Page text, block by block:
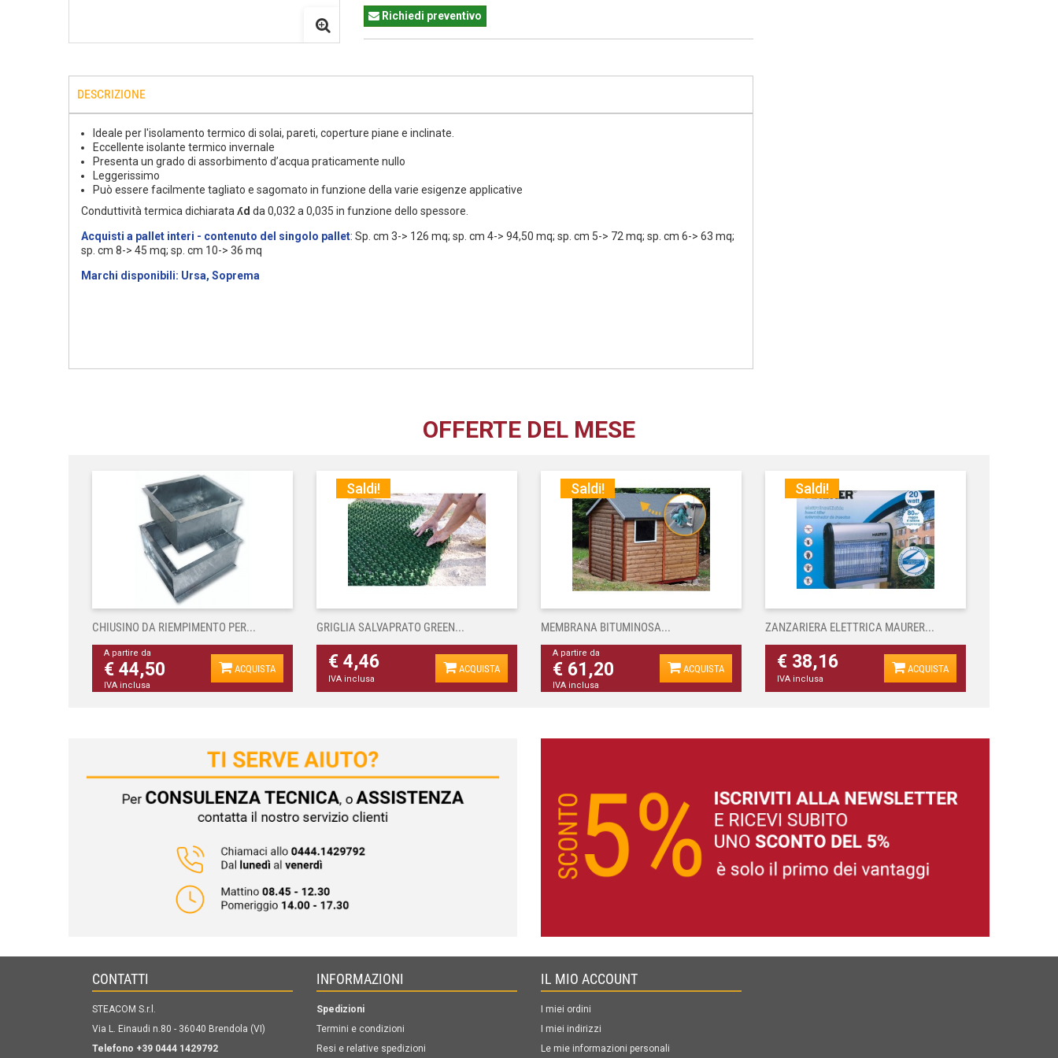
Richiedi preventivo
DESCRIZIONE
Ideale per l'isolamento termico di solai, pareti, coperture piane e inclinate.
Eccellente isolante termico invernale
Presenta un grado di assorbimento d’acqua praticamente nullo
Leggerissimo
Può essere facilmente tagliato e sagomato in funzione della varie esigenze applicative
Conduttività termica dichiarata ʎd da 0,032 a 0,035 in funzione dello spessore.
Acquisti a pallet interi - contenuto del singolo pallet: Sp. cm 3-> 126 mq; sp. cm 4-> 94,50 mq; sp. cm 5-> 72 mq; sp. cm 6-> 63 mq;
sp. cm 8-> 45 mq; sp. cm 10-> 36 mq
Marchi disponibili: Ursa, Soprema
OFFERTE DEL MESE
CHIUSINO DA RIEMPIMENTO PER...
A partire da
€ 44,50
IVA inclusa
ACQUISTA
Saldi!
GRIGLIA SALVAPRATO GREEN...
€ 4,46
IVA inclusa
ACQUISTA
Saldi!
MEMBRANA BITUMINOSA...
A partire da
€ 61,20
IVA inclusa
ACQUISTA
Saldi!
ZANZARIERA ELETTRICA MAURER...
€ 38,16
IVA inclusa
ACQUISTA
CONTATTI
STEACOM S.r.l.
Via L. Einaudi n.80 - 36040 Brendola (VI)
Telefono +39 0444 1429792
INFORMAZIONI
Spedizioni
Termini e condizioni
Resi e relative spedizioni
IL MIO ACCOUNT
I miei ordini
I miei indirizzi
Le mie informazioni personali